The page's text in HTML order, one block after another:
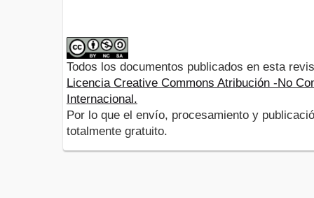
Todos los documentos publicados en esta
Licencia Creative Commons Atribución -No
Internacional.
Por lo que el envío, procesamiento y
totalmente gratuito.